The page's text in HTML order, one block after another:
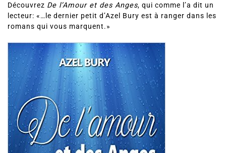
Découvrez De l’Amour et des Anges, qui comme l’a dit un
lecteur: «…le dernier petit d’Azel Bury est à ranger dans les
romans qui vous marquent.»